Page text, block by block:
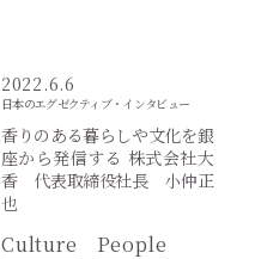
2022.6.6
日本のエグゼクティブ・インタビュー
香りのある暮らしや文化を銀
座から発信する 株式会社大
香 代表取締役社長 小仲正
也
Culture People